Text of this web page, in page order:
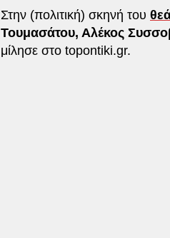
Στην (πολιτική) σκηνή του
Τουμασάτου, Αλέκος
μίλησε στο topontiki.gr.